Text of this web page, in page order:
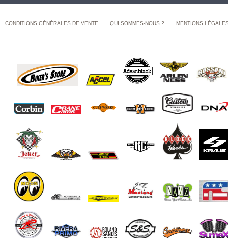
CONDITIONS GÉNÉRALES DE VENTE QUI SOMMES-NOUS ? MENTIONS